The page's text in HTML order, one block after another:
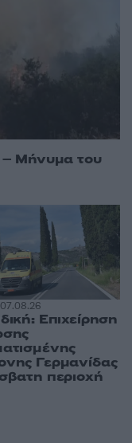
– Μήνυμα του
07.08.26
Επιχείρηση
Γερμανίδας
περιοχή